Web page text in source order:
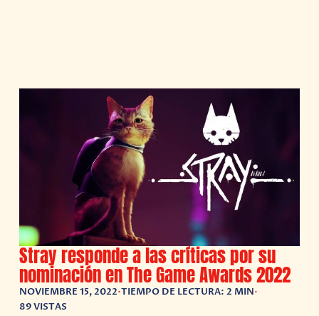
Stray responde a las críticas por su
nominación en The Game Awards 2022
NOVIEMBRE 15, 2022•TIEMPO DE LECTURA: 2 MIN•
89 VISTAS